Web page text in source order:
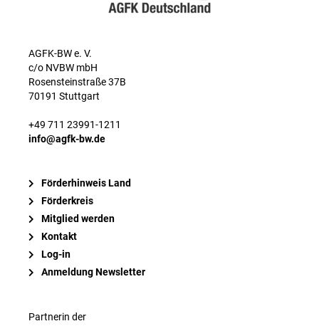
AGFK-BW e. V.
c/o NVBW mbH
Rosensteinstraße 37B
70191 Stuttgart
+49 711 23991-1211
info@agfk-bw.de
Förderhinweis Land
Förderkreis
Mitglied werden
Kontakt
Log-in
Anmeldung Newsletter
Partnerin der